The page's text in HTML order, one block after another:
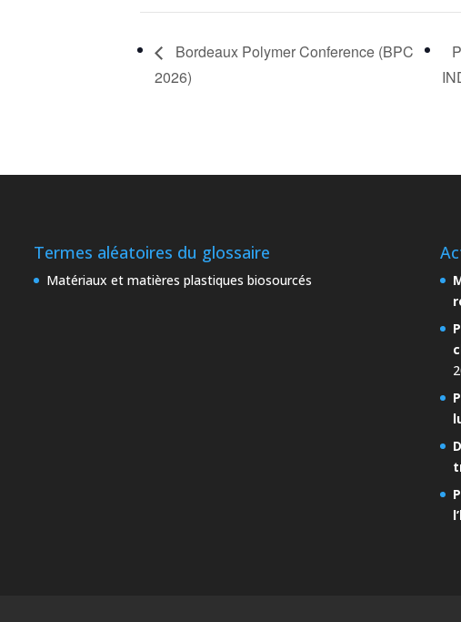
Bordeaux Polymer Conference (BPC
2026)
Termes aléatoires du glossaire
Matériaux et matières plastiques biosourcés